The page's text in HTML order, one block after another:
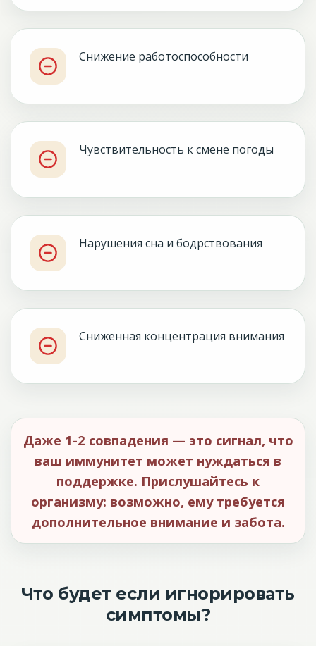
Снижение работоспособности
Чувствительность к смене погоды
Нарушения сна и бодрствования
Сниженная концентрация внимания
Даже 1-2 совпадения — это сигнал, что
ваш иммунитет может нуждаться в
поддержке. Прислушайтесь к
организму: возможно, ему требуется
дополнительное внимание и забота.
Что будет если игнорировать
симптомы?